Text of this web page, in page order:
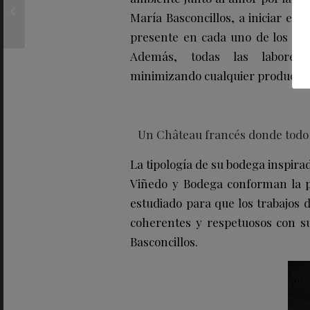
María Basconcillos, a iniciar
presente en cada uno de los
Además, todas las
minimizando cualquier producto
Un Château francés donde
La tipología de su bodega
Viñedo y Bodega conforman la
estudiado para que los trabajos
coherentes y respetuosos con
Basconcillos.